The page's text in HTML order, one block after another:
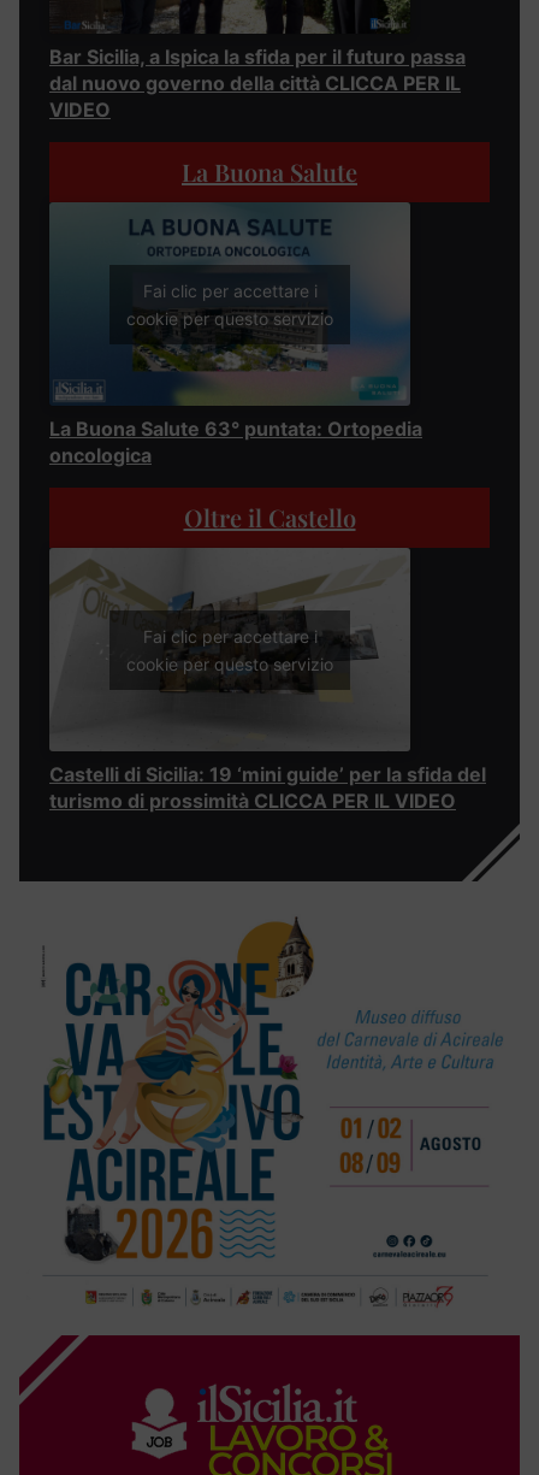
Bar Sicilia, a Ispica la sfida per il futuro passa
dal nuovo governo della città CLICCA PER IL
VIDEO
La Buona Salute
Fai clic per accettare i
cookie per questo servizio
La Buona Salute 63° puntata: Ortopedia
oncologica
Oltre il Castello
Fai clic per accettare i
cookie per questo servizio
Castelli di Sicilia: 19 ‘mini guide’ per la sfida del
turismo di prossimità CLICCA PER IL VIDEO